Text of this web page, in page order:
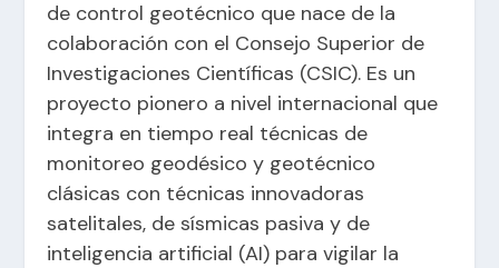
de control geotécnico que nace de la
colaboración con el Consejo Superior de
Investigaciones Científicas (CSIC). Es un
proyecto pionero a nivel internacional que
integra en tiempo real técnicas de
monitoreo geodésico y geotécnico
clásicas con técnicas innovadoras
satelitales, de sísmicas pasiva y de
inteligencia artificial (AI) para vigilar la